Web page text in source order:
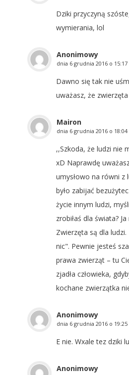
Dziki przyczyną
wymierania, lol
Anonimowy
dnia 6 grudnia 2016 o 15:17
Dawno się tak nie
uważasz, że
Mairon
dnia 6 grudnia 2016 o 18:04
,,Szkoda, że ludzi nie
xD Naprawdę
umysłowo na równi z
było zabijać
życie innym ludzi,
zrobiłaś dla świata?
Zwierzęta są dla
nic". Pewnie jesteś
prawa zwierząt – tu
zjadła człowieka,
kochane zwierzątka
Anonimowy
dnia 6 grudnia 2016 o 19:25
E nie. Wxale tez dziki
Anonimowy